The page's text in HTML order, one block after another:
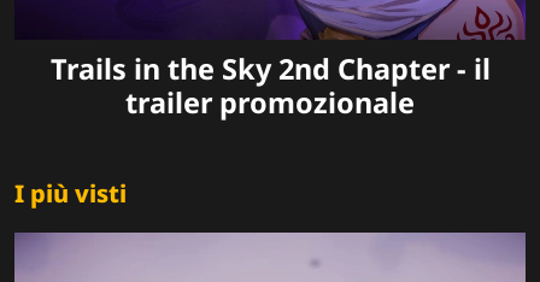
Trails in the Sky 2nd Chapter - il
trailer promozionale
I più visti